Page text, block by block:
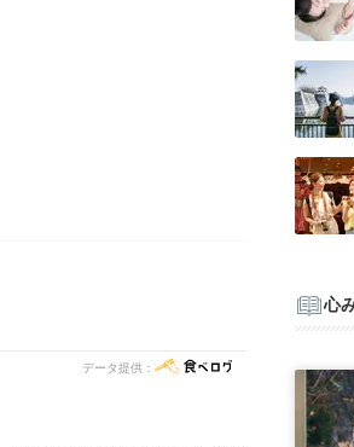
データ提供：
心